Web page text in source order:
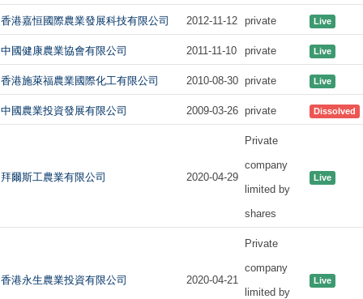
香港嘉恒國際農業發展科技有限公司 2012-11-12 private Live
中國健康農業協會有限公司 2011-11-10 private Live
香港施萊福農業國際化工有限公司 2010-08-30 private Live
中國農業投資發展有限公司 2009-03-26 private Dissolved
拜爾斯工農業有限公司 2020-04-29
Private
company
limited by
shares
Live
香港永生農業投資有限公司 2020-04-21
Private
company
limited by
Live